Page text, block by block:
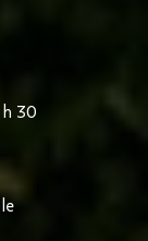
h 30